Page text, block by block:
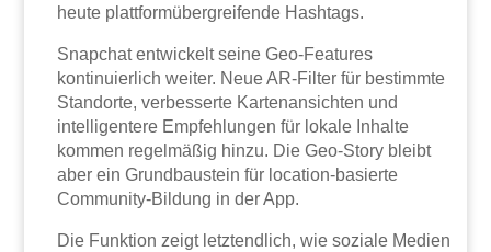
heute plattformübergreifende Hashtags.
Snapchat entwickelt seine Geo-Features
kontinuierlich weiter. Neue AR-Filter für bestimmte
Standorte, verbesserte Kartenansichten und
intelligentere Empfehlungen für lokale Inhalte
kommen regelmäßig hinzu. Die Geo-Story bleibt
aber ein Grundbaustein für location-basierte
Community-Bildung in der App.
Die Funktion zeigt letztendlich, wie soziale Medien